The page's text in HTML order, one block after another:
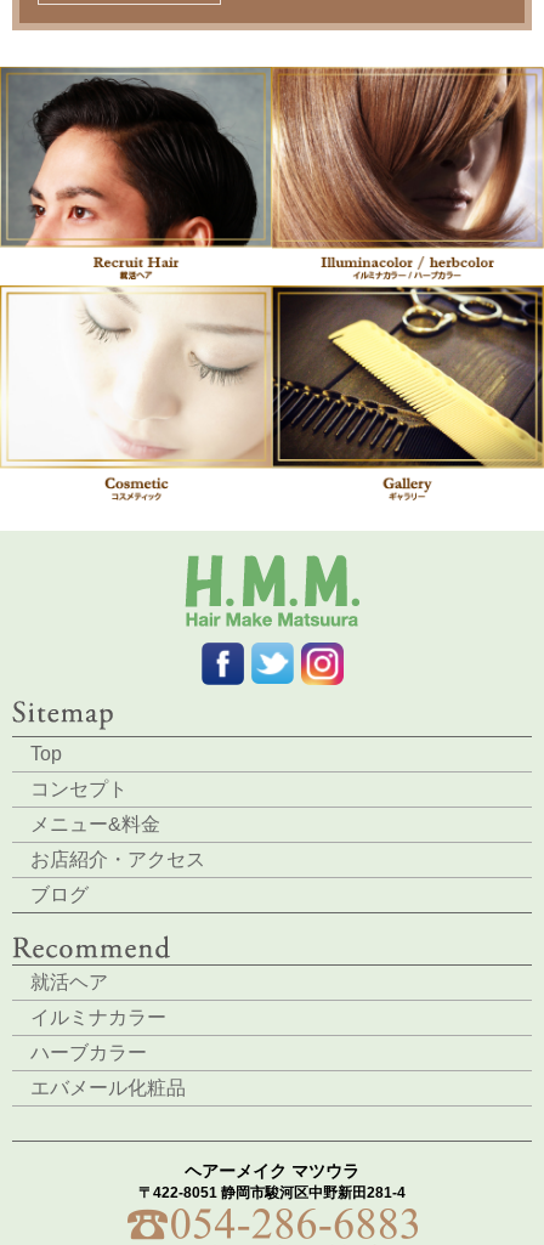
Top
コンセプト
メニュー&料金
お店紹介・アクセス
ブログ
就活ヘア
イルミナカラー
ハーブカラー
エバメール化粧品
ヘアーメイク マツウラ
〒422-8051 静岡市駿河区中野新田281-4